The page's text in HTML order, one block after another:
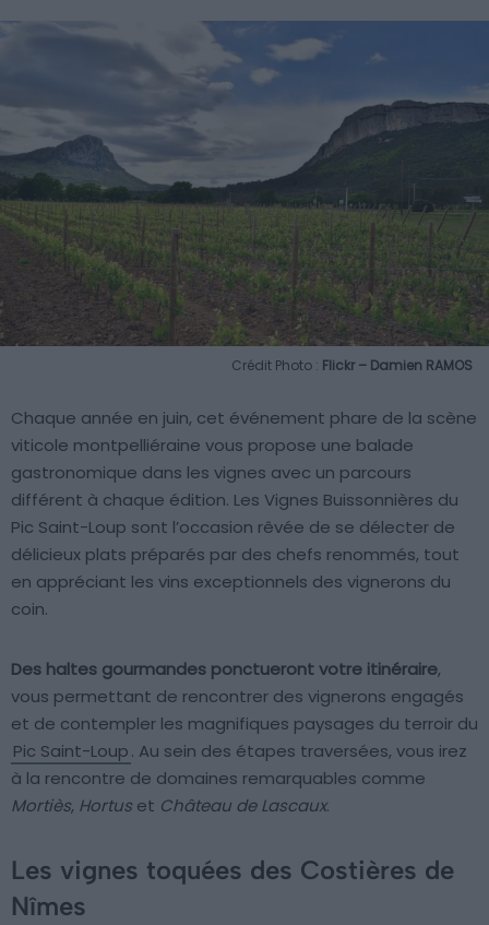
Crédit Photo : Flickr – Damien RAMOS
Chaque année en juin, cet événement phare de la scène
viticole montpelliéraine vous propose une balade
gastronomique dans les vignes avec un parcours
différent à chaque édition. Les Vignes Buissonnières du
Pic Saint-Loup sont l’occasion rêvée de se délecter de
délicieux plats préparés par des chefs renommés, tout
en appréciant les vins exceptionnels des vignerons du
coin.
Des haltes gourmandes ponctueront votre itinéraire,
vous permettant de rencontrer des vignerons engagés
et de contempler les magnifiques paysages du terroir du
Pic Saint-Loup. Au sein des étapes traversées, vous irez
à la rencontre de domaines remarquables comme
Mortiès, Hortus et Château de Lascaux.
Les vignes toquées des Costières de
Nîmes